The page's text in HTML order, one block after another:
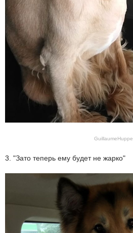
GuillaumeHuppe
3. "Зато теперь ему будет не жарко"